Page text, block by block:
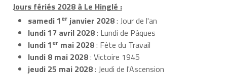
Jours fériés 2028 à Le Hinglé :
samedi 1er janvier 2028: Jour de l'an
lundi 17 avril 2028: Lundi de Pâques
lundi 1er mai 2028: Fête du Travail
lundi 8 mai 2028: Victoire 1945
jeudi 25 mai 2028: Jeudi de l'Ascension